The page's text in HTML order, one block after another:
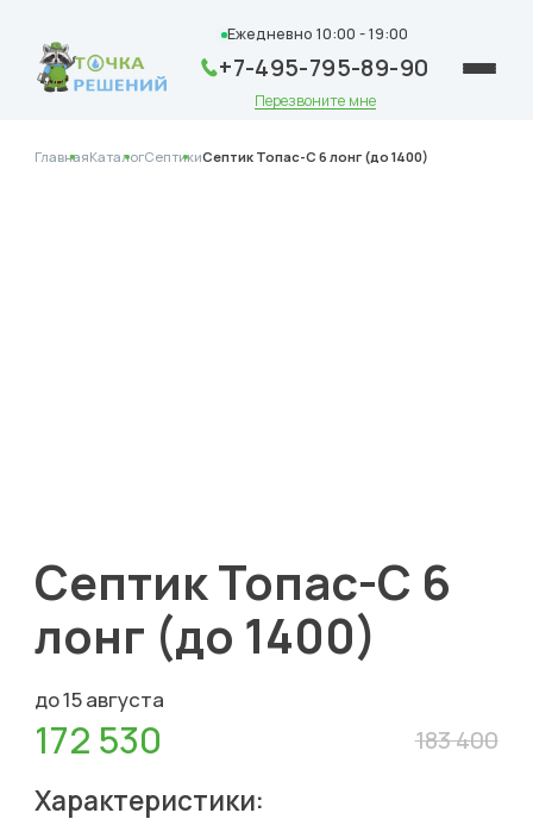
Ежедневно 10:00 - 19:00
+7-495-795-89-90
Перезвоните мне
ГлавнаяКаталогСептикиСептик Топас-С 6 лонг (до 1400)
Септик Топас-С 6
лонг (до 1400)
до 15 августа
172 530 183 400
Характеристики: